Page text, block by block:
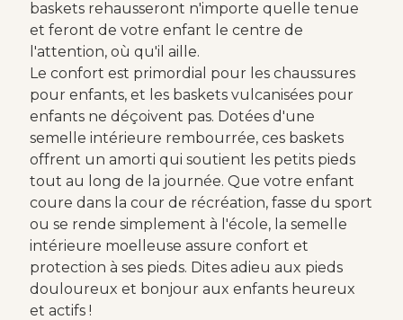
baskets rehausseront n'importe quelle tenue
et feront de votre enfant le centre de
l'attention, où qu'il aille.
Le confort est primordial pour les chaussures
pour enfants, et les baskets vulcanisées pour
enfants ne déçoivent pas. Dotées d'une
semelle intérieure rembourrée, ces baskets
offrent un amorti qui soutient les petits pieds
tout au long de la journée. Que votre enfant
coure dans la cour de récréation, fasse du sport
ou se rende simplement à l'école, la semelle
intérieure moelleuse assure confort et
protection à ses pieds. Dites adieu aux pieds
douloureux et bonjour aux enfants heureux
et actifs !